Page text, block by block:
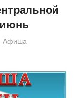
июнь
Афиша